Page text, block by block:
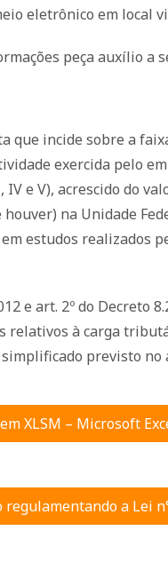
eletrônico em local
peça auxílio a
que incide sobre a
exercida pelo
e V), acrescido do
na Unidade
estudos realizados
e art. 2º do Decreto
à carga
previsto no
XLSM – Microsoft
a Lei